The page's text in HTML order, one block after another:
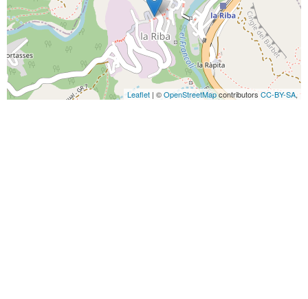
Leaflet | ©OpenStreetMapcontributorsCC-BY-SA,